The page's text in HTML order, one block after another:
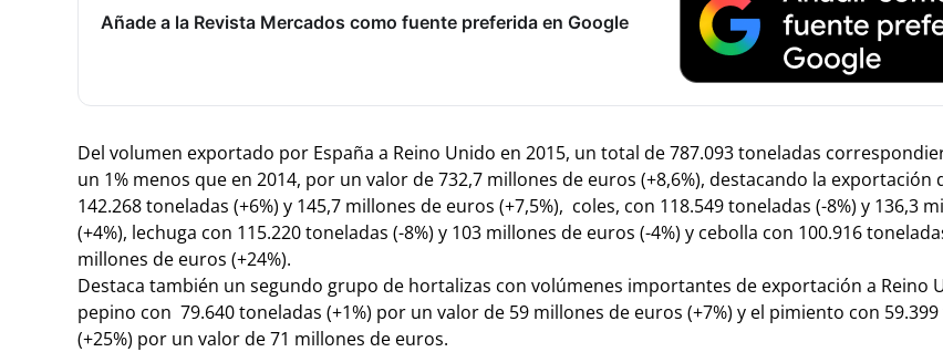
Añade a la Revista Mercados como fuente preferida en Google
Del volumen exportado por España a Reino Unido en 2015, un total de 787.093 toneladas
un 1% menos que en 2014, por un valor de 732,7 millones de euros (+8,6%), destacando la exportación
142.268 toneladas (+6%) y 145,7 millones de euros (+7,5%), coles, con 118.549 toneladas (-8%) y 136,3
(+4%), lechuga con 115.220 toneladas (-8%) y 103 millones de euros (-4%) y cebolla con 100.916
millones de euros (+24%).
Destaca también un segundo grupo de hortalizas con volúmenes importantes de exportación a Reino
pepino con 79.640 toneladas (+1%) por un valor de 59 millones de euros (+7%) y el pimiento con
(+25%) por un valor de 71 millones de euros.